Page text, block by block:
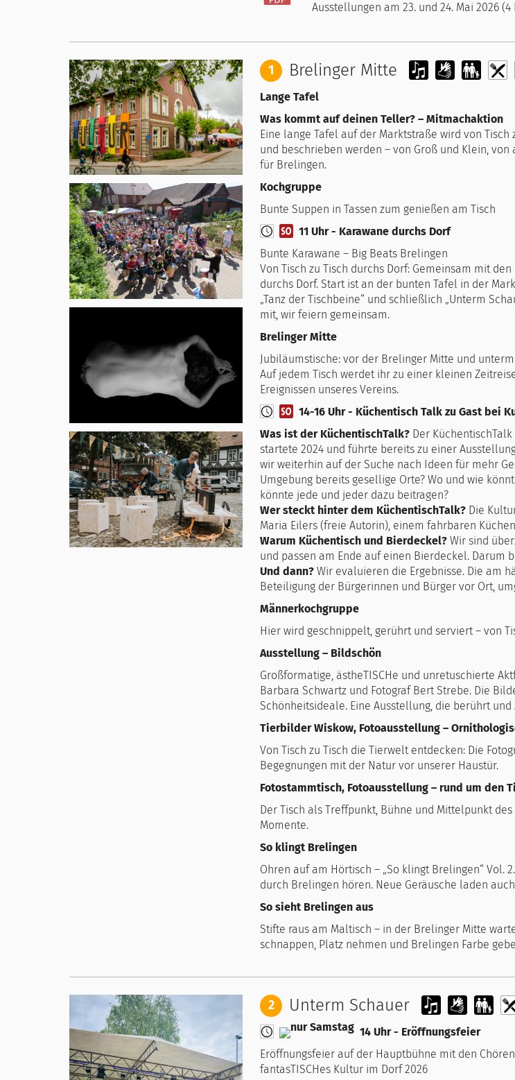
Ausstellungen am 23. und 24. Mai 2026 (4
1 Brelinger Mitte
Lange Tafel
Was kommt auf deinen Teller? – Mitmachaktion
Eine lange Tafel auf der Marktstraße wird von
und beschrieben werden – von Groß und Klein,
für Brelingen.
Kochgruppe
Bunte Suppen in Tassen zum genießen am Tisch
11 Uhr - Karawane durchs Dorf
Bunte Karawane – Big Beats Brelingen
Von Tisch zu Tisch durchs Dorf: Gemeinsam mit
durchs Dorf. Start ist an der bunten Tafel in der
„Tanz der Tischbeine“ und schließlich „Unterm
mit, wir feiern gemeinsam.
Brelinger Mitte
Jubiläumstische: vor der Brelinger Mitte und
Auf jedem Tisch werdet ihr zu einer kleinen
Ereignissen unseres Vereins.
14-16 Uhr - Küchentisch Talk zu Gast bei
Was ist der KüchentischTalk? Der
startete 2024 und führte bereits zu einer
wir weiterhin auf der Suche nach Ideen für mehr
Umgebung bereits gesellige Orte? Wo und wie
könnte jede und jeder dazu beitragen?
Wer steckt hinter dem KüchentischTalk? Die
Maria Eilers (freie Autorin), einem fahrbaren
Warum Küchentisch und Bierdeckel? Wir sind
und passen am Ende auf einen Bierdeckel. Darum
Und dann? Wir evaluieren die Ergebnisse. Die am
Beteiligung der Bürgerinnen und Bürger vor Ort,
Männerkochgruppe
Hier wird geschnippelt, gerührt und serviert – von
Ausstellung – Bildschön
Großformatige, ästheTISCHe und unretuschierte
Barbara Schwartz und Fotograf Bert Strebe. Die
Schönheitsideale. Eine Ausstellung, die berührt
Tierbilder Wiskow, Fotoausstellung –
Von Tisch zu Tisch die Tierwelt entdecken: Die
Begegnungen mit der Natur vor unserer Haustür.
Fotostammtisch, Fotoausstellung – rund um den
Der Tisch als Treffpunkt, Bühne und Mittelpunkt
Momente.
So klingt Brelingen
Ohren auf am Hörtisch – „So klingt Brelingen“ Vol.
durch Brelingen hören. Neue Geräusche laden
So sieht Brelingen aus
Stifte raus am Maltisch – in der Brelinger Mitte
schnappen, Platz nehmen und Brelingen Farbe
2 Unterm Schauer
14 Uhr - Eröffnungsfeier
Eröffnungsfeier auf der Hauptbühne mit den
fantasTISCHes Kultur im Dorf 2026